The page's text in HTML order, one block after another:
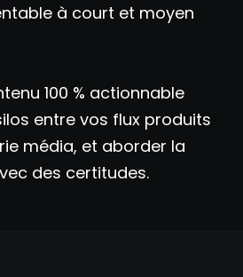
à court et moyen
100 % actionnable
entre vos flux produits
média, et aborder la
des certitudes.